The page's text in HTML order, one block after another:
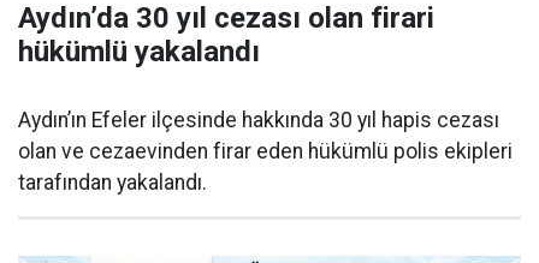
Aydın’da 30 yıl cezası olan firari
hükümlü yakalandı
Aydın’ın Efeler ilçesinde hakkında 30 yıl hapis cezası
olan ve cezaevinden firar eden hükümlü polis ekipleri
tarafından yakalandı.